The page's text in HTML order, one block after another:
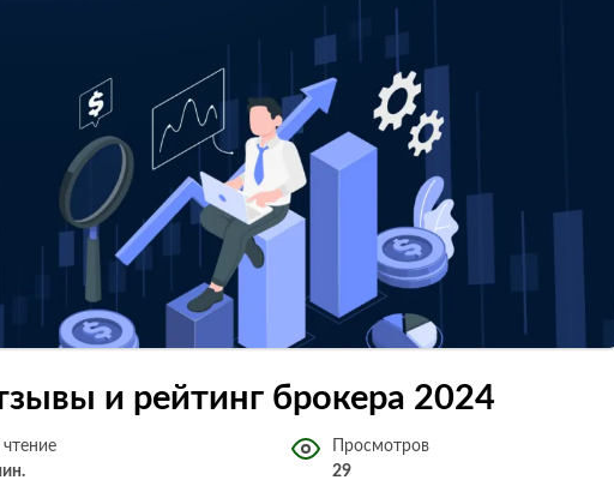
и рейтинг брокера 2024
Просмотров
29